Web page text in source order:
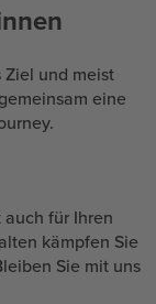
und meist
eine
für Ihren
kämpfen Sie
Sie mit uns